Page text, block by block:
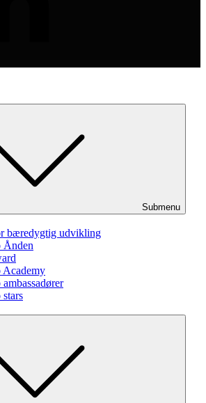
Submenu
bæredygtig udvikling
Ånden
Academy